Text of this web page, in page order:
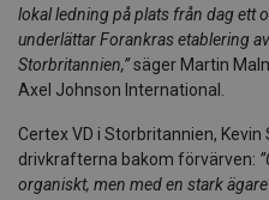
lokal ledning på plats från dag ett
underlättar Forankras etablering
Storbritannien,”säger Martin
Axel Johnson International.
Certex VD i Storbritannien,
drivkrafterna bakom förvärven:
organiskt, men med en stark